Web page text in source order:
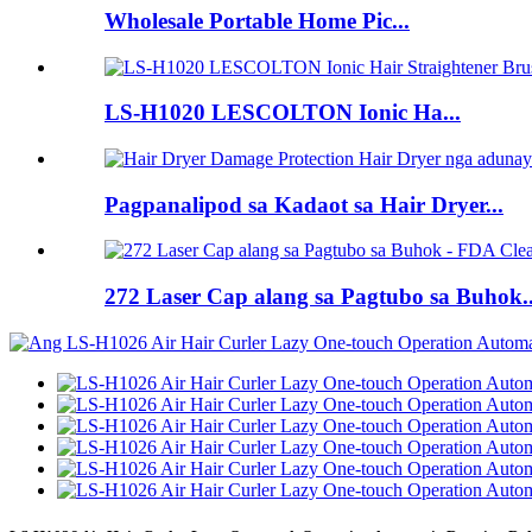
Wholesale Portable Home Pic...
LS-H1020 LESCOLTON Ionic Ha...
Pagpanalipod sa Kadaot sa Hair Dryer...
272 Laser Cap alang sa Pagtubo sa